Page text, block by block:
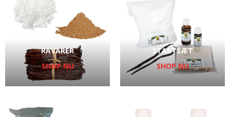
RÅVARER
SHOP NU
STARTSÆT
SHOP NU